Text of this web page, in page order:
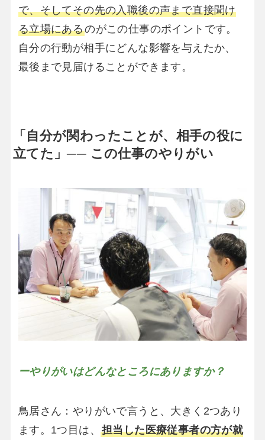
で、そしてその先の入職後の声まで直接聞け
る立場にあるのがこの仕事のポイントです。
自分の行動が相手にどんな影響を与えたか、
最後まで見届けることができます。
「自分が関わったことが、相手の役に
立てた」── この仕事のやりがい
ーやりがいはどんなところにありますか？
鳥居さん：やりがいで言うと、大きく2つあり
ます。1つ目は、担当した医療従事者の方が就